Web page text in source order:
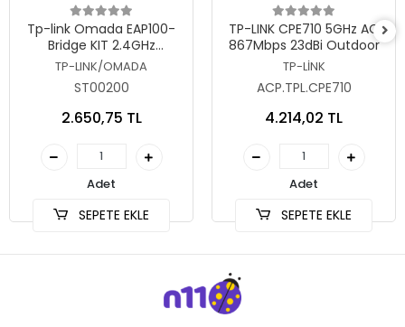
Sepete Ekle
Tp-link Omada EAP100-
Bridge KIT 2.4GHz
300Mbps Indoor/Outdoor
Wireless Bridge
TP-LINK/OMADA
ST00200
2.650,75 TL
Adet
SEPETE EKLE
Sepete Ekle
TP-LINK CPE710 5GHz AC
867Mbps 23dBi Outdoor
TP-LİNK
ACP.TPL.CPE710
4.214,02 TL
Adet
SEPETE EKLE